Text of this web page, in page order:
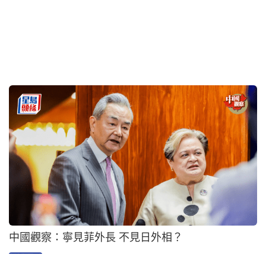
即時中國 2026-07-24 08:32 HKT